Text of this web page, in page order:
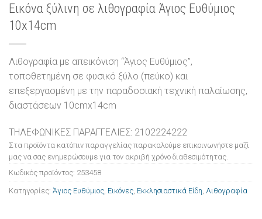
Εικόνα ξύλινη σε λιθογραφία Άγιος Ευθύμιος
10x14cm
Λιθογραφία με απεικόνιση “Άγιος Ευθύμιος”,
τοποθετημένη σε φυσικό ξύλο (πεύκο) και
επεξεργασμένη με την παραδοσιακή τεχνική παλαίωσης,
διαστάσεων 10cmx14cm
ΤΗΛΕΦΩΝΙΚΕΣ ΠΑΡΑΓΓΕΛΙΕΣ: 2102224222
Στα προϊόντα κατόπιν παραγγελίας παρακαλούμε επικοινωνήστε μαζί
μας να σας ενημερώσουμε για τον ακριβή χρόνο διαθεσιμότητας.
Κωδικός προϊόντος: 253458
Κατηγορίες: Άγιος Ευθύμιος Εικόνες Εκκλησιαστικά Είδη Λιθογραφία